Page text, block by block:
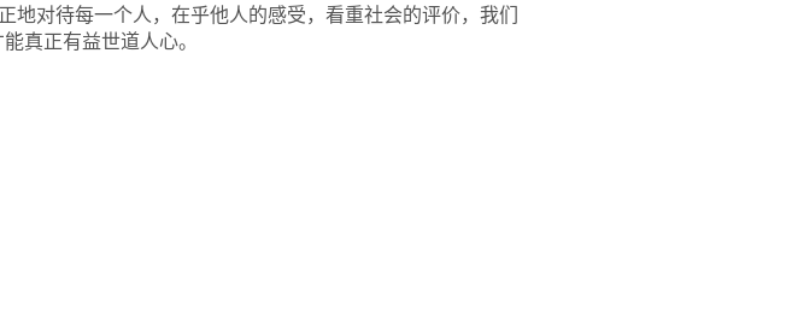
地对待每一个人，在乎他人的感受，看重社会的评价，我们
真正有益世道人心。